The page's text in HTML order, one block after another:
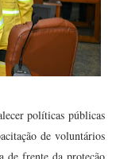
políticas públicas
de voluntários